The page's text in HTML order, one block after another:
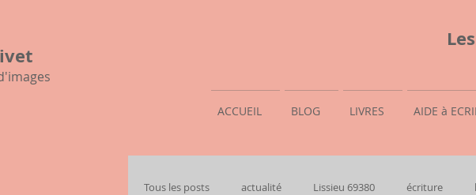
ACCUEIL BLOG LIVRES AIDE à
Tous les posts actualité Lissieu 69380 écriture